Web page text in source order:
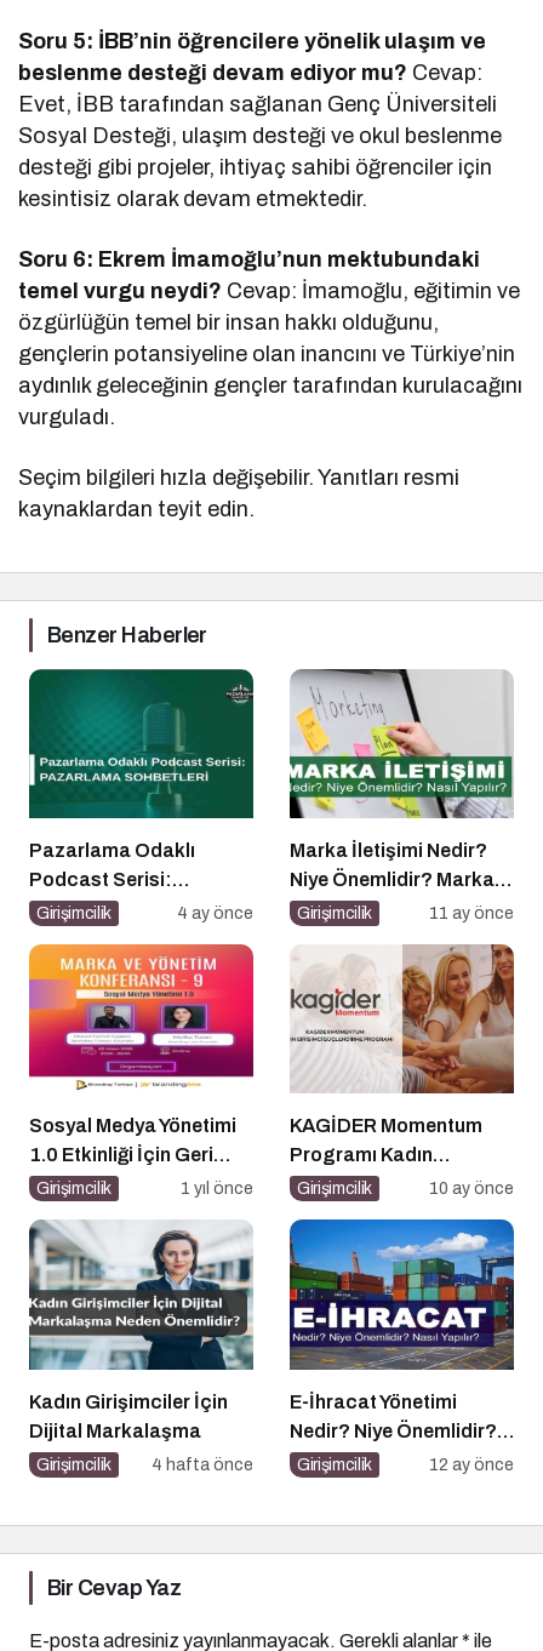
Soru 5: İBB’nin öğrencilere yönelik ulaşım ve
beslenme desteği devam ediyor mu? Cevap:
Evet, İBB tarafından sağlanan Genç Üniversiteli
Sosyal Desteği, ulaşım desteği ve okul beslenme
desteği gibi projeler, ihtiyaç sahibi öğrenciler için
kesintisiz olarak devam etmektedir.
Soru 6: Ekrem İmamoğlu’nun mektubundaki
temel vurgu neydi? Cevap: İmamoğlu, eğitimin ve
özgürlüğün temel bir insan hakkı olduğunu,
gençlerin potansiyeline olan inancını ve Türkiye’nin
aydınlık geleceğinin gençler tarafından kurulacağını
vurguladı.
Seçim bilgileri hızla değişebilir. Yanıtları resmi
kaynaklardan teyit edin.
Benzer Haberler
Pazarlama Odaklı
Podcast Serisi:
Pazarlama Sohbetleri
Girişimcilik 4 ay önce
Marka İletişimi Nedir?
Niye Önemlidir? Marka
İletişimi Nasıl Yapılır?
Girişimcilik 11 ay önce
Sosyal Medya Yönetimi
1.0 Etkinliği İçin Geri
Sayım!
Girişimcilik 1 yıl önce
KAGİDER Momentum
Programı Kadın
Girişimcilerin Gücüne
Girişimcilik 10 ay önce
Kadın Girişimciler İçin
Dijital Markalaşma
Girişimcilik 4 hafta önce
E-İhracat Yönetimi
Nedir? Niye Önemlidir?
Nasıl Yapılır?
Girişimcilik 12 ay önce
Bir Cevap Yaz
E-posta adresiniz yayınlanmayacak. Gerekli alanlar* ile